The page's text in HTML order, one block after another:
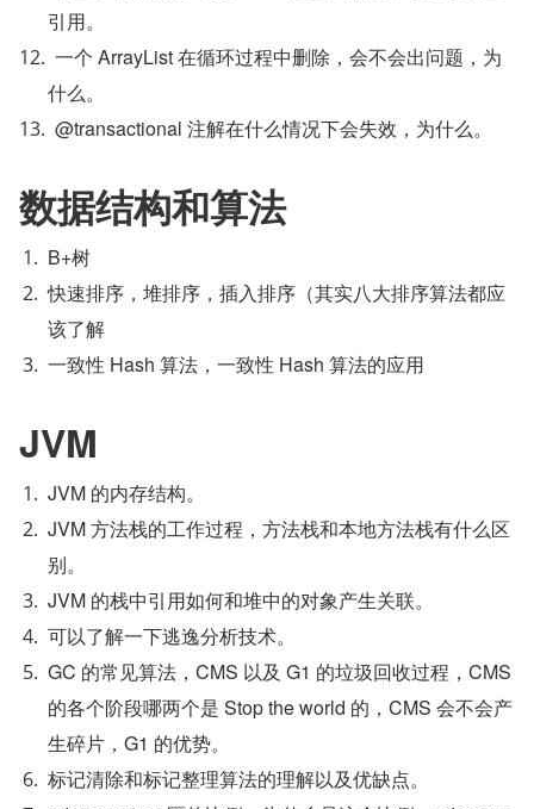
引用。
一个 ArrayList 在循环过程中删除，会不会出问题，为
什么。
@transactional 注解在什么情况下会失效，为什么。
数据结构和算法
B+树
快速排序，堆排序，插入排序（其实八大排序算法都应
该了解
一致性 Hash 算法，一致性 Hash 算法的应用
JVM
JVM 的内存结构。
JVM 方法栈的工作过程，方法栈和本地方法栈有什么区
别。
JVM 的栈中引用如何和堆中的对象产生关联。
可以了解一下逃逸分析技术。
GC 的常见算法，CMS 以及 G1 的垃圾回收过程，CMS
的各个阶段哪两个是 Stop the world 的，CMS 会不会产
生碎片，G1 的优势。
标记清除和标记整理算法的理解以及优缺点。